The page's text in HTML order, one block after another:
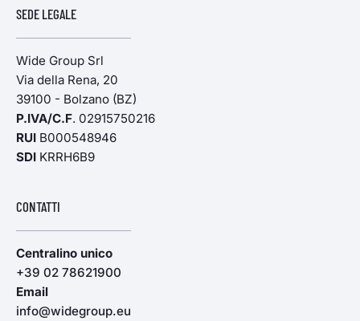
SEDE LEGALE
Wide Group Srl
Via della Rena, 20
39100 - Bolzano (BZ)
P.IVA/C.F. 02915750216
RUI B000548946
SDI KRRH6B9
CONTATTI
Centralino unico
+39 02 78621900
Email
info@widegroup.eu